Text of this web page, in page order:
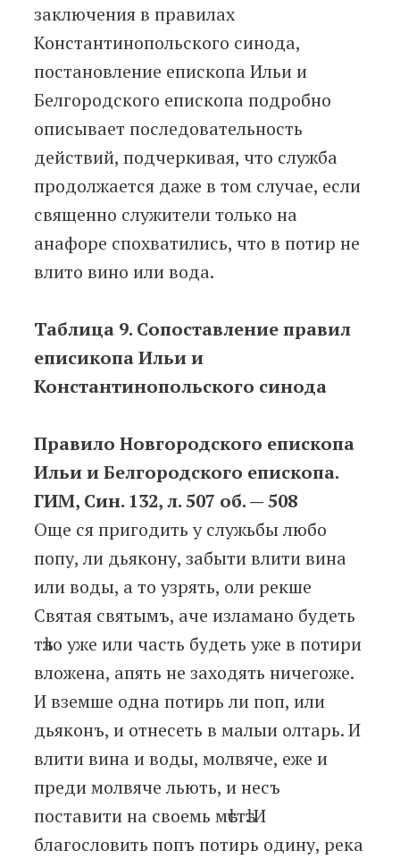
заключения в правилах
Константинопольского синода,
постановление епископа Ильи и
Белгородского епископа подробно
описывает последовательность
действий, подчеркивая, что служба
продолжается даже в том случае, если
священно служители только на
анафоре спохватились, что в потир не
влито вино или вода.
Таблица 9. Сопоставление правил
еписикопа Ильи и
Константинопольского синода
Правило Новгородского епископа
Ильи и Белгородского епископа.
ГИМ, Син. 132, л. 507 об. — 508
Още ся пригодить у служьбы любо
попу, ли дьякону, забыти влити вина
или воды, а то узрять, оли рекше
Святая святымъ, аче изламано будеть
тѣло уже или часть будеть уже в потири
вложена, апять не заходять ничегоже.
И вземше одна потирь ли поп, или
дьяконъ, и отнесеть в малыи олтарь. И
влити вина и воды, молвяче, еже и
преди молвяче льють, и несъ
поставити на своемь мѣстѣ. И
благословить попъ потирь одину, река